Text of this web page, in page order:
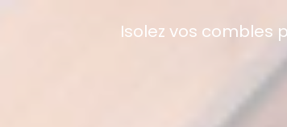
Isolez vos combles